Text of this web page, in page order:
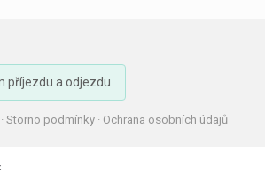
příjezdu a odjezdu
·Storno podmínky · Ochrana osobních údajů